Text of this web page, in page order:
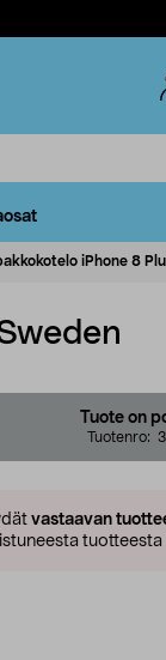
iPhone 8
Tuote on
Tuotenro:
vastaavan